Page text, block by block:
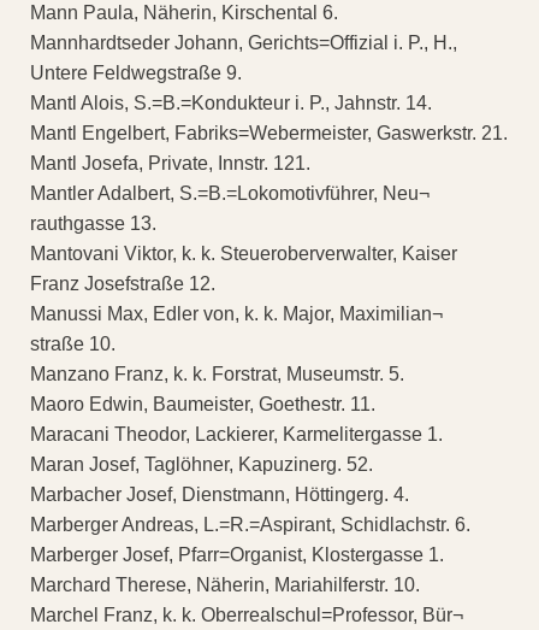
Mann Paula, Näherin, Kirschental 6.
Mannhardtseder Johann, Gerichts=Offizial i. P., H.,
Untere Feldwegstraße 9.
Mantl Alois, S.=B.=Kondukteur i. P., Jahnstr. 14.
Mantl Engelbert, Fabriks=Webermeister, Gaswerkstr. 21.
Mantl Josefa, Private, Innstr. 121.
Mantler Adalbert, S.=B.=Lokomotivführer, Neu¬
rauthgasse 13.
Mantovani Viktor, k. k. Steueroberverwalter, Kaiser
Franz Josefstraße 12.
Manussi Max, Edler von, k. k. Major, Maximilian¬
straße 10.
Manzano Franz, k. k. Forstrat, Museumstr. 5.
Maoro Edwin, Baumeister, Goethestr. 11.
Maracani Theodor, Lackierer, Karmelitergasse 1.
Maran Josef, Taglöhner, Kapuzinerg. 52.
Marbacher Josef, Dienstmann, Höttingerg. 4.
Marberger Andreas, L.=R.=Aspirant, Schidlachstr. 6.
Marberger Josef, Pfarr=Organist, Klostergasse 1.
Marchard Therese, Näherin, Mariahilferstr. 10.
Marchel Franz, k. k. Oberrealschul=Professor, Bür¬